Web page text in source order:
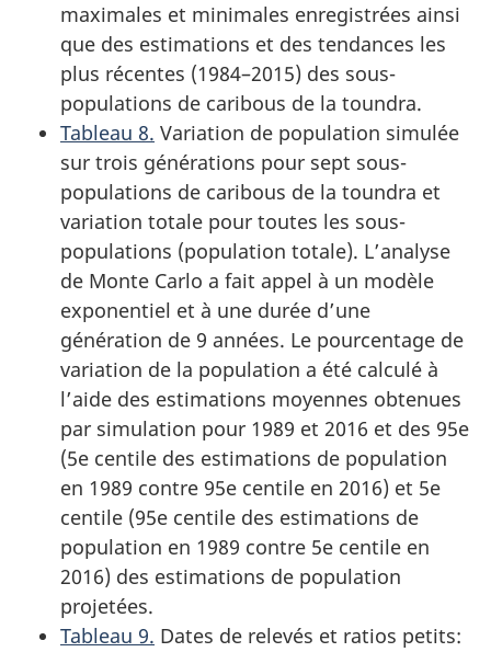
maximales et minimales enregistrées ainsi
que des estimations et des tendances les
plus récentes (1984–2015) des sous-
populations de caribous de la toundra.
Tableau 8. Variation de population simulée
sur trois générations pour sept sous-
populations de caribous de la toundra et
variation totale pour toutes les sous-
populations (population totale). L’analyse
de Monte Carlo a fait appel à un modèle
exponentiel et à une durée d’une
génération de 9 années. Le pourcentage de
variation de la population a été calculé à
l’aide des estimations moyennes obtenues
par simulation pour 1989 et 2016 et des 95e
(5e centile des estimations de population
en 1989 contre 95e centile en 2016) et 5e
centile (95e centile des estimations de
population en 1989 contre 5e centile en
2016) des estimations de population
projetées.
Tableau 9. Dates de relevés et ratios petits: